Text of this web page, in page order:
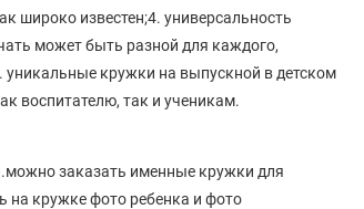
широко известен;4. универсальность
может быть разной для каждого,
уникальные кружки на выпускной в детском
воспитателю, так и ученикам.
заказать именные кружки для
на кружке фото ребенка и фото